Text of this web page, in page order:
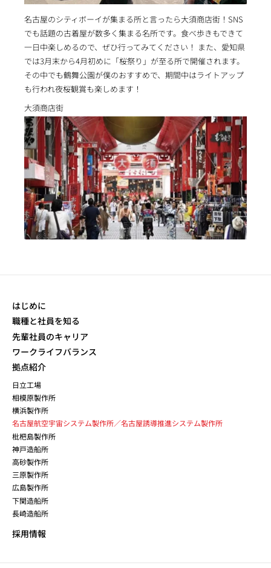
名古屋のシティボーイが集まる所と言ったら大須商店街！SNS
でも話題の古着屋が数多く集まる名所です。食べ歩きもできて
一日中楽しめるので、ぜひ行ってみてください！ また、愛知県
では3月末から4月初めに「桜祭り」が至る所で開催されます。
その中でも鶴舞公園が僕のおすすめで、期間中はライトアップ
も行われ夜桜観賞も楽しめます！
大須商店街
はじめに
職種と社員を知る
先輩社員のキャリア
ワークライフバランス
拠点紹介
日立工場
相模原製作所
横浜製作所
名古屋航空宇宙システム製作所／名古屋誘導推進システム製作所
枇杷島製作所
神戸造船所
高砂製作所
三原製作所
広島製作所
下関造船所
長崎造船所
採用情報